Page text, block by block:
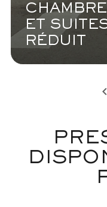
CHAMBRE
ET
RÉDUIT